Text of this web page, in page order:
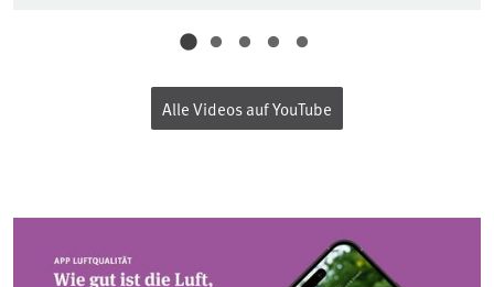
Alle Videos auf YouTube